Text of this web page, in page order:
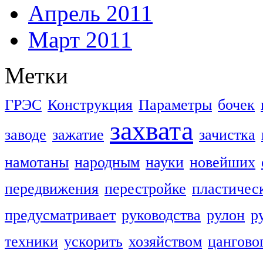
Апрель 2011
Март 2011
Метки
ГРЭС Конструкция Параметры бочек
заводе зажатие захвата зачистка
намотаны народным науки новейших
передвижения перестройке
предусматривает руководства рулон
техники ускорить хозяйством